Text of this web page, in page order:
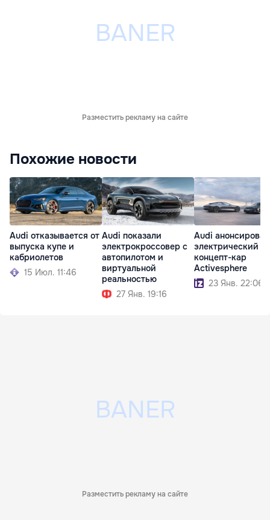
Разместить рекламу на сайте
Похожие новости
Audi отказывается от
выпуска купе и
кабриолетов
15 Июл. 11:46
Audi показали
электрокроссовер с
автопилотом и
виртуальной
реальностью
27 Янв. 19:16
Audi
электрический
концепт-кар
Activesphere
23 Янв. 22:06
Разместить рекламу на сайте